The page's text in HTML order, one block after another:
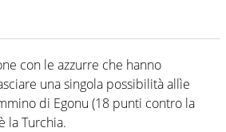
con le azzurre che hanno
una singola possibilità allìe
di Egonu (18 punti contro la
la Turchia.